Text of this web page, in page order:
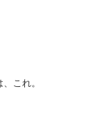
これ。